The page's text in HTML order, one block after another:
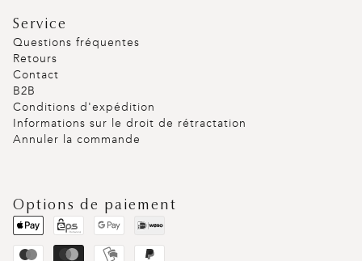
Service
Questions fréquentes
Retours
Contact
B2B
Conditions d'expédition
Informations sur le droit de rétractation
Annuler la commande
Options de paiement